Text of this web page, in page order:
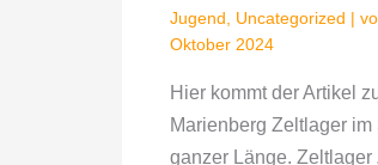
Jugend, Uncategorized |
Oktober 2024
Hier kommt der Artikel
Marienberg Zeltlager
ganzer Länge. Zeltlager